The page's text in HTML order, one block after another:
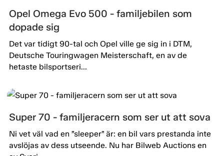
Opel Omega Evo 500 - familjebilen som
dopade sig
Det var tidigt 90-tal och Opel ville ge sig in i DTM,
Deutsche Touringwagen Meisterschaft, en av de
hetaste bilsportseri...
Super 70 - familjeracern som ser ut att sova
Ni vet väl vad en ”sleeper” är: en bil vars prestanda inte
avslöjas av dess utseende. Nu har Bilweb Auctions en